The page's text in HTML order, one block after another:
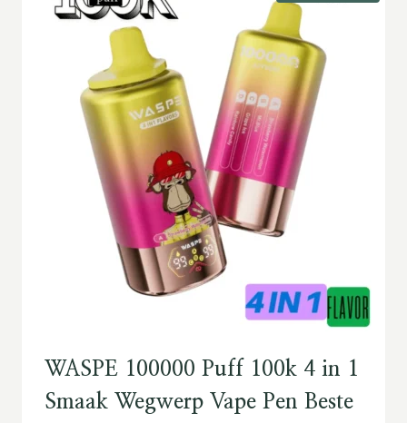
WASPE 100000 Puff 100k 4 in 1
Smaak Wegwerp Vape Pen Beste